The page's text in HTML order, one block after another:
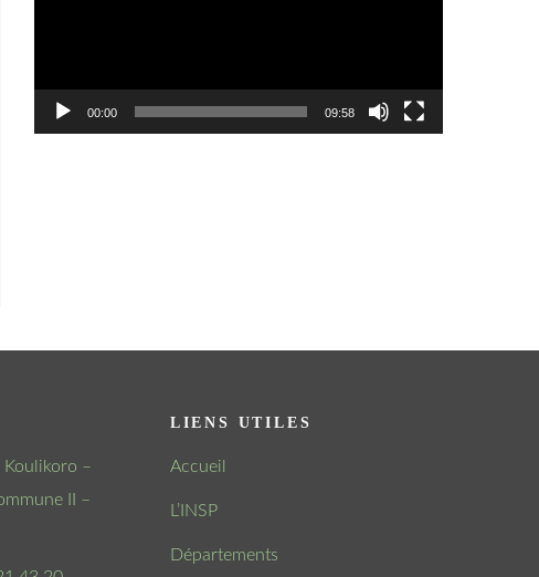
00:00 09:58
Koulikoro –
II –
LIENS UTILES
Accueil
L’INSP
Départements